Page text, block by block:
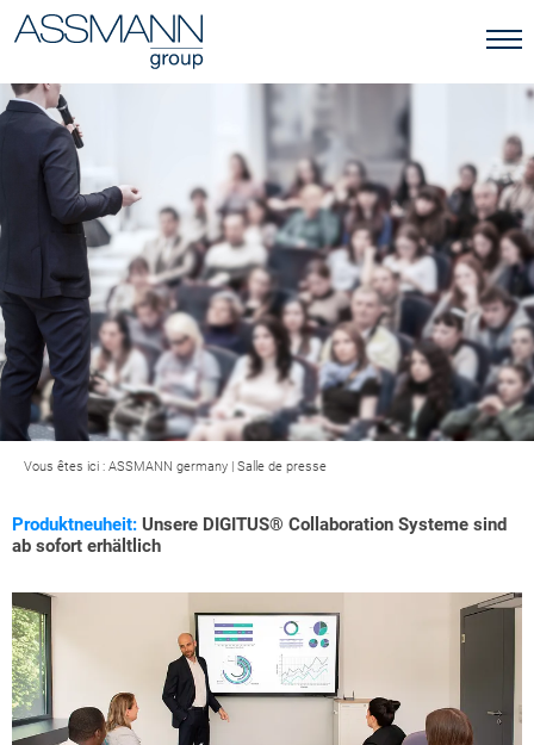
Vous êtes ici : ASSMANN germany | Salle de presse
Produktneuheit: Unsere DIGITUS® Collaboration Systeme sind
ab sofort erhältlich